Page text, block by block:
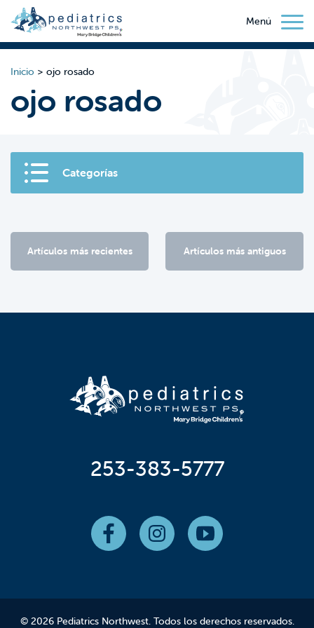
Menú
Inicio > ojo rosado
ojo rosado
Categorías
Artículos más recientes Artículos más antiguos
253-383-5777
© 2026 Pediatrics Northwest. Todos los derechos reservados.